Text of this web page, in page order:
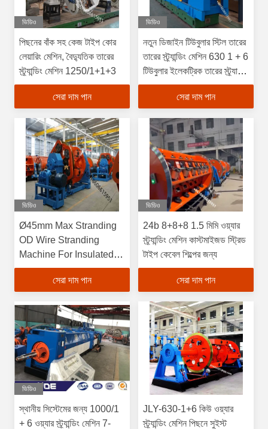
ভিডিও
পিছনের বাঁক সহ কেজ টাইপ কোর
লেয়ারিং মেশিন, বৈদ্যুতিক তারের
স্ট্র্যান্ডিং মেশিন 1250/1+1+3
সেরা দাম পান
ভিডিও
নতুন ডিজাইন টিউবুলার স্টিল তারের
তারের স্ট্র্যান্ডিং মেশিন 630 1 + 6
টিউবুলার ইলেকট্রিক তারের স্ট্র্যান্ডিং
মেশিন
সেরা দাম পান
ভিডিও
Ø45mm Max Stranding
OD Wire Stranding
Machine For Insulated
Wire Ø2.0-Ø8.0mm ইনপুট
প্রয়োজনীয়তাসেরা দাম পান
ভিডিও
24b 8+8+8 1.5 মিমি ওয়্যার
স্ট্র্যান্ডিং মেশিন কাস্টমাইজড স্ট্রিড
টাইপ কেবেল শিল্পের জন্য
সেরা দাম পান
ভিডিও
স্থানীয় সিস্টেমের জন্য 1000/1
+ 6 ওয়্যার স্ট্র্যান্ডিং মেশিন 7-
JLY-630-1+6 কিউ ওয়্যার
স্ট্র্যান্ডিং মেশিন পিছনে সুইস্ট